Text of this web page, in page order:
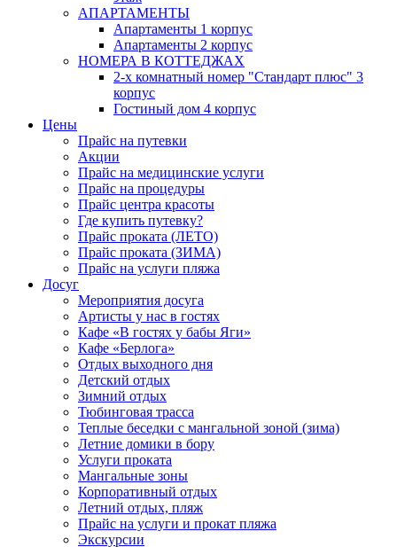
АПАРТАМЕНТЫ
Апартаменты 1 корпус
Апартаменты 2 корпус
НОМЕРА В КОТТЕДЖАХ
2-х комнатный номер "Стандарт плюс" 3
корпус
Гостиный дом 4 корпус
Цены
Прайс на путевки
Акции
Прайс на медицинские услуги
Прайс на процедуры
Прайс центра красоты
Где купить путевку?
Прайс проката (ЛЕТО)
Прайс проката (ЗИМА)
Прайс на услуги пляжа
Досуг
Мероприятия досуга
Артисты у нас в гостях
Кафе «В гостях у бабы Яги»
Кафе «Берлога»
Отдых выходного дня
Детский отдых
Зимний отдых
Тюбинговая трасса
Теплые беседки с мангальной зоной (зима)
Летние домики в бору
Услуги проката
Мангальные зоны
Корпоративный отдых
Летний отдых, пляж
Прайс на услуги и прокат пляжа
Экскурсии